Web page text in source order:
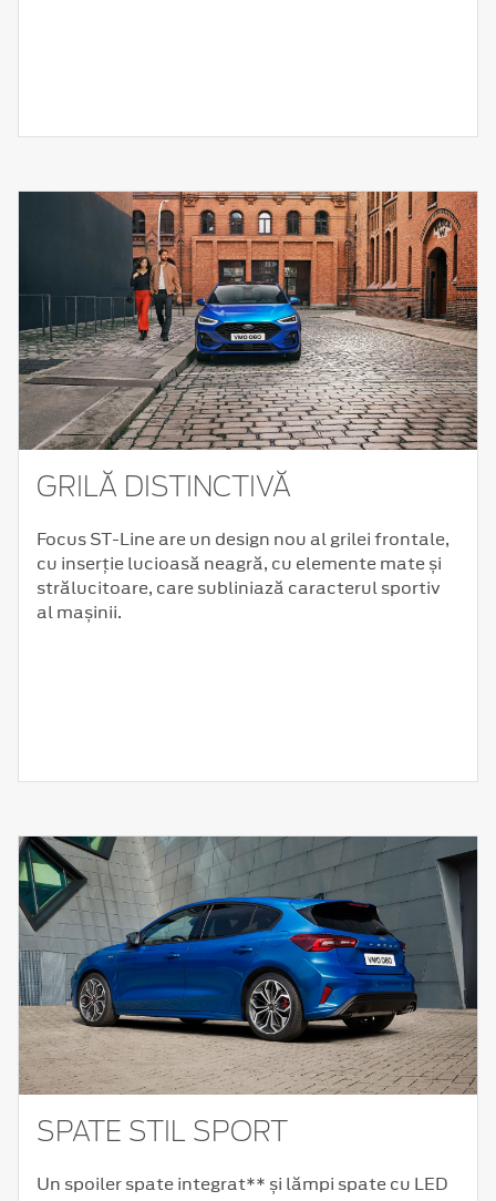
GRILĂ DISTINCTIVĂ
Focus ST-Line are un design nou al grilei frontale,
cu inserție lucioasă neagră, cu elemente mate și
strălucitoare, care subliniază caracterul sportiv
al mașinii.
SPATE STIL SPORT
Un spoiler spate integrat** și lămpi spate cu LED